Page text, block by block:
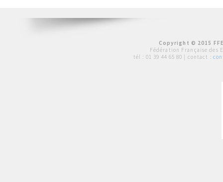
Copyright © 2015
Fédération Française des
tél : 01 39 44 65 80 | contact :